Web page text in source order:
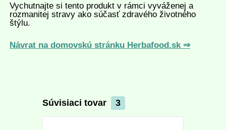
Vychutnajte si tento produkt v rámci vyváženej a
rozmanitej stravy ako súčasť zdravého životného
štýlu.
Návrat na domovskú stránku Herbafood.sk ⇒
Súvisiaci tovar 3